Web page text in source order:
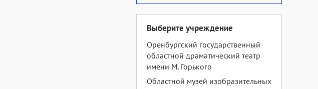
Выберите учреждение
Оренбургский государственный
областной драматический театр
имени М. Горького
Областной музей изобразительных